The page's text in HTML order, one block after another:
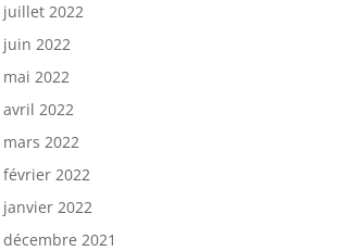
juillet 2022
juin 2022
mai 2022
avril 2022
mars 2022
février 2022
janvier 2022
décembre 2021